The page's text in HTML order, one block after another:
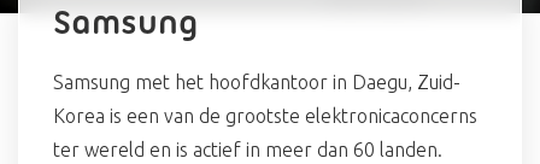
Samsung
Samsung met het hoofdkantoor in Daegu, Zuid-
Korea is een van de grootste elektronicaconcerns
ter wereld en is actief in meer dan 60 landen.